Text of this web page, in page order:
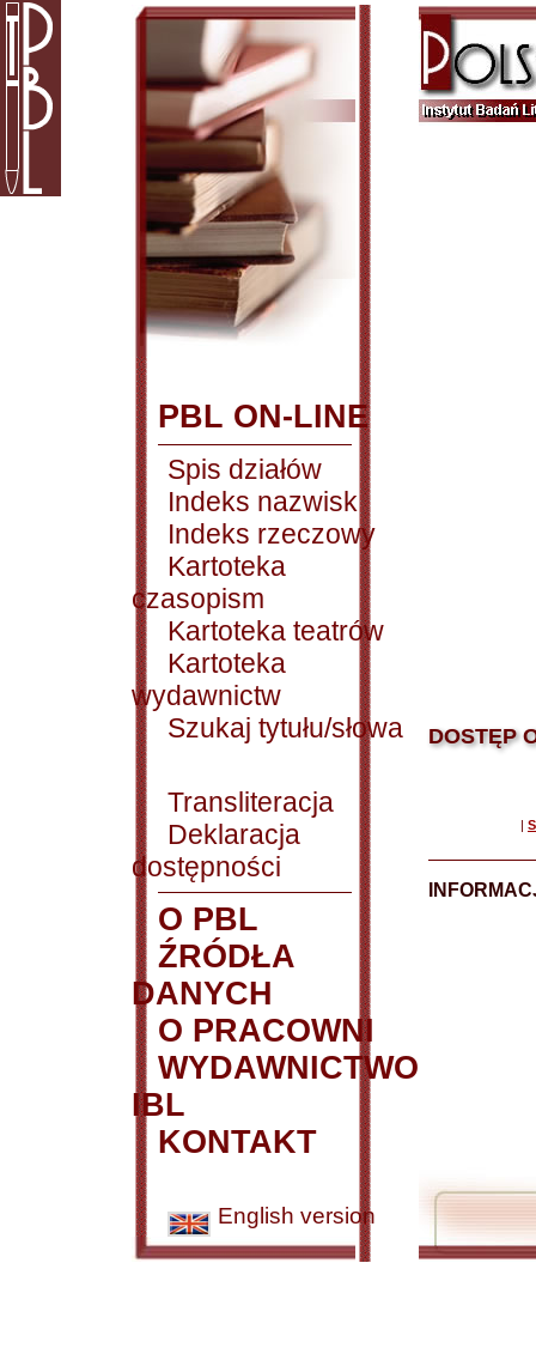
PBL ON-LINE
Spis działów
Indeks nazwisk
Indeks rzeczowy
Kartoteka
czasopism
Kartoteka teatrów
Kartoteka
wydawnictw
Szukaj tytułu/słowa
Transliteracja
Deklaracja
dostępności
O PBL
ŹRÓDŁA
DANYCH
O PRACOWNI
WYDAWNICTWO
IBL
KONTAKT
English version
DOSTĘP
|